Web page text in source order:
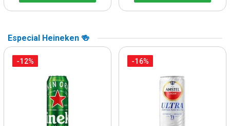
Especial Heineken 🍻
-12% -16%